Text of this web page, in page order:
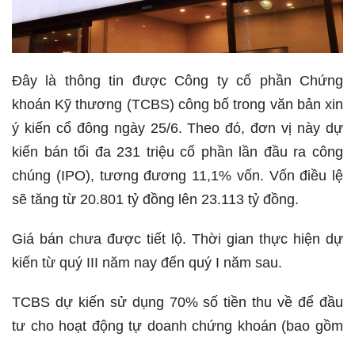
Đây là thông tin được Công ty cổ phần Chứng
khoán Kỹ thương (TCBS) công bố trong văn bản xin
ý kiến cổ đông ngày 25/6. Theo đó, đơn vị này dự
kiến bán tối đa 231 triệu cổ phần lần đầu ra công
chúng (IPO), tương đương 11,1% vốn. Vốn điều lệ
sẽ tăng từ 20.801 tỷ đồng lên 23.113 tỷ đồng.
Giá bán chưa được tiết lộ. Thời gian thực hiện dự
kiến từ quý III năm nay đến quý I năm sau.
TCBS dự kiến sử dụng 70% số tiền thu về để đầu
tư cho hoạt động tự doanh chứng khoán (bao gồm